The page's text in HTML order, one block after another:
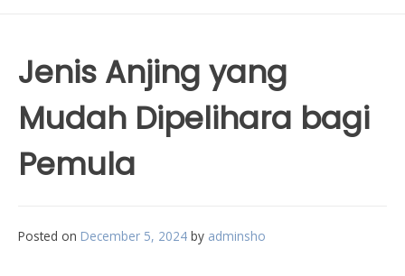
Jenis Anjing yang
Mudah Dipelihara bagi
Pemula
Posted on December 5, 2024 by adminsho